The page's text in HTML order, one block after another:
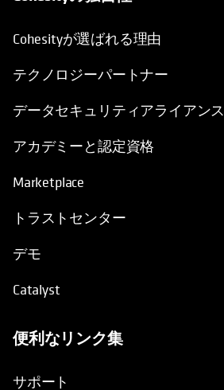
Cohesityが選ばれる理由
テクノロジーパートナー
データセキュリティアライアンス
アカデミーと認定資格
Marketplace
トラストセンター
デモ
Catalyst
便利なリンク集
サポート